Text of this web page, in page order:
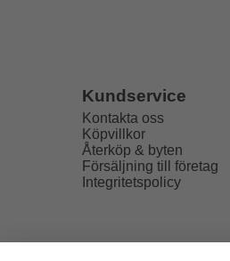
Kundservice
Kontakta oss
Köpvillkor
Återköp & byten
Försäljning till företag
Integritetspolicy